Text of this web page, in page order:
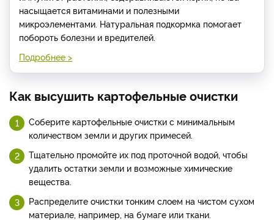
насыщается витаминами и полезными
микроэлементами. Натуральная подкормка помогает
побороть болезни и вредителей.
Подробнее >
Как высушить картофельные очистки
Соберите картофельные очистки с минимальным
количеством земли и других примесей.
Тщательно промойте их под проточной водой, чтобы
удалить остатки земли и возможные химические
вещества.
Распределите очистки тонким слоем на чистом сухом
материале, например, на бумаге или ткани.